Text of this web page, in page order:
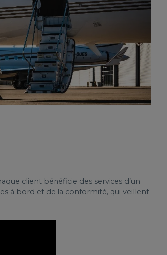
client bénéficie des services d’un
à bord et de la conformité, qui veillent